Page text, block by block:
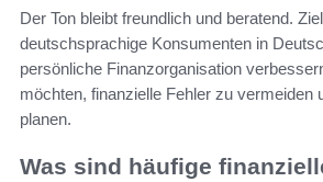
Der Ton bleibt freundlich und beratend.
deutschsprachige Konsumenten in
persönliche Finanzorganisation
möchten, finanzielle Fehler zu vermeiden
planen.
Was sind häufige